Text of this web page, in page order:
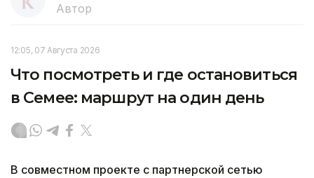
Автор
12:05, 07 Августа 2026
Что посмотреть и где остановиться
в Семее: маршрут на один день
В совместном проекте с партнерской сетью